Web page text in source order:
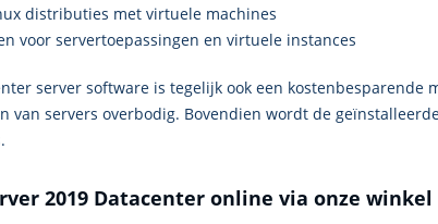
distributies met virtuele machines
voor servertoepassingen en virtuele instances
server software is tegelijk ook een
van servers overbodig. Bovendien wordt de
2019 Datacenter online via onze winkel